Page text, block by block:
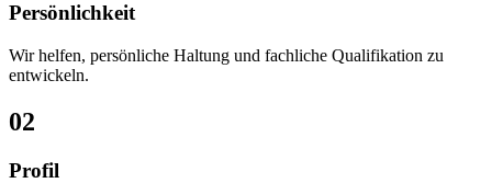
Persönlichkeit
Wir helfen, persönliche Haltung und fachliche Qualifikation zu
entwickeln.
02
Profil